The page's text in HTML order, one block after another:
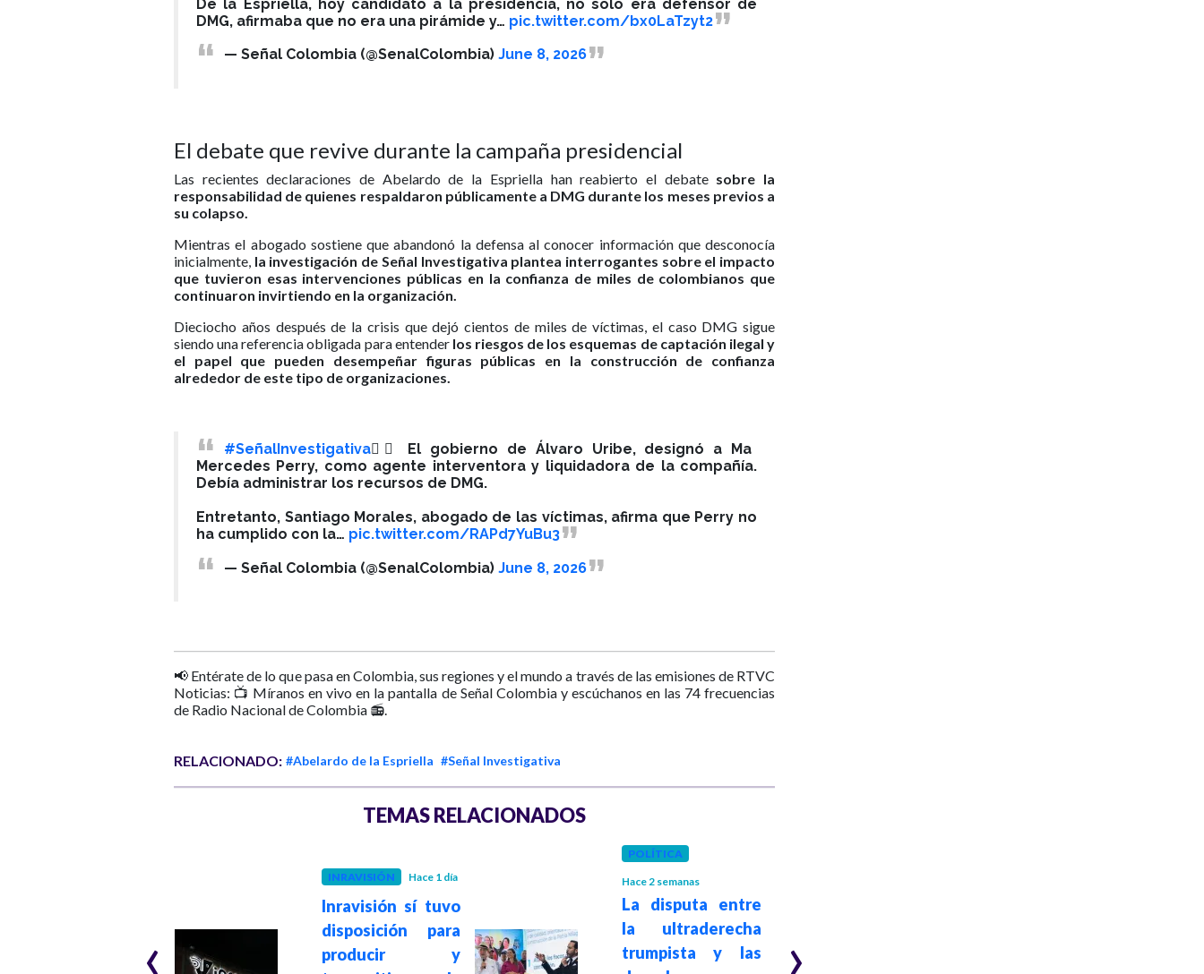
De la Espriella, hoy candidato a la presidencia, no solo era defensor de
DMG, afirmaba que no era una pirámide y… pic.twitter.com/bx0LaTzyt2
— Señal Colombia (@SenalColombia) June 8, 2026
El debate que revive durante la campaña presidencial
Las recientes declaraciones de Abelardo de la Espriella han reabierto el debatesobre la
responsabilidad de quienes respaldaron públicamente a DMG durante los meses previos a
su colapso.
Mientras el abogado sostiene que abandonó la defensa al conocer información que desconocía
inicialmente, la investigación de Señal Investigativa plantea interrogantes sobre el impacto
que tuvieron esas intervenciones públicas en la confianza de miles de colombianos que
continuaron invirtiendo en la organización.
Dieciocho años después de la crisis que dejó cientos de miles de víctimas, el caso DMG sigue
siendo una referencia obligada para entender los riesgos de los esquemas de captación ilegal y
el papel que pueden desempeñar figuras públicas en la construcción de confianza
alrededor de este tipo de organizaciones.
#SeñalInvestigativa🕵🏻 El gobierno de Álvaro Uribe, designó a Ma
Mercedes Perry, como agente interventora y liquidadora de la compañía.
Debía administrar los recursos de DMG.
Entretanto, Santiago Morales, abogado de las víctimas, afirma que Perry no
ha cumplido con la… pic.twitter.com/RAPd7YuBu3
— Señal Colombia (@SenalColombia) June 8, 2026
📢 Entérate de lo que pasa en Colombia, sus regiones y el mundo a través de las emisiones de RTVC
Noticias: 📺 Míranos en vivo en la pantalla de Señal Colombia y escúchanos en las 74 frecuencias
de Radio Nacional de Colombia 📻.
RELACIONADO: #Abelardo de la Espriella #Señal Investigativa
TEMAS RELACIONADOS
afirma que este
INRAVISIÓN Hace 1 día
Inravisión sí tuvo
disposición para
producir y
POLÍTICA
Hace 2 semanas
La disputa entre
la ultraderecha
trumpista y las
‹ ›